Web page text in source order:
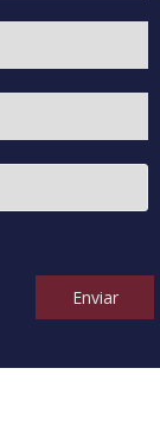
Enviar